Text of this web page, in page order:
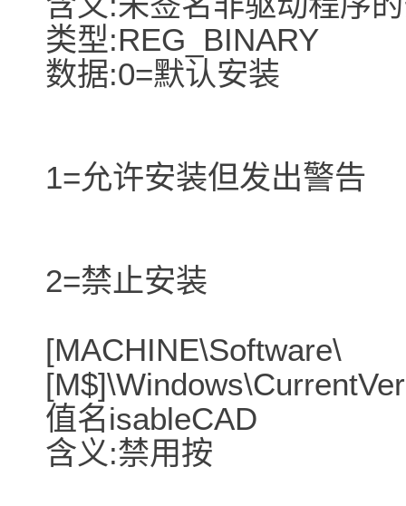
类型:REG_BINARY
数据:0=默认安装
1=允许安装但发出警告
2=禁止安装
[MACHINE\Software\
值名isableCAD
含义:禁用按